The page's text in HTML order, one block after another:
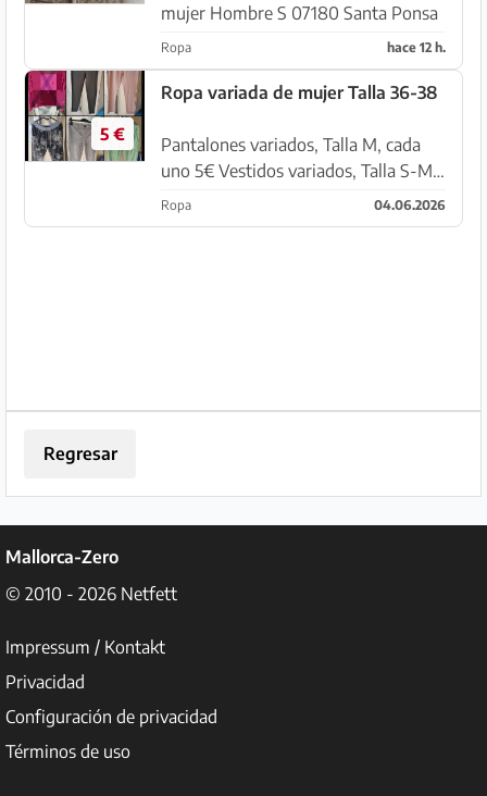
mujer Hombre S 07180 Santa Ponsa
Ropa hace 12 h.
5 €
Ropa variada de mujer Talla 36-38
Pantalones variados, Talla M, cada
uno 5€ Vestidos variados, Talla S-M,
entre 10-20€ Chaquetas variadas,
Talla M, entre 7-20€ Cárdigans & Co,
Ropa 04.06.2026
Regresar
Mallorca-Zero
© 2010 - 2026 Netfett
Impressum / Kontakt
Privacidad
Configuración de privacidad
Términos de uso